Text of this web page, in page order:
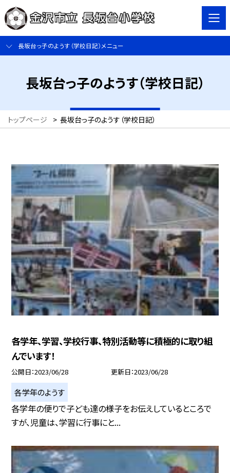
長坂台っ子のようす（学校日記）メニュー
長坂台っ子のようす（学校日記）
トップページ > 長坂台っ子のようす（学校日記）
各学年、学習、学校行事、特別活動等に積極的に取り組
んでいます！
公開日 2023/06/28 更新日 2023/06/28
各学年のようす
各学年の便りで子ども達の様子をお伝えしているところで
すが、児童は、学習に行事にと...